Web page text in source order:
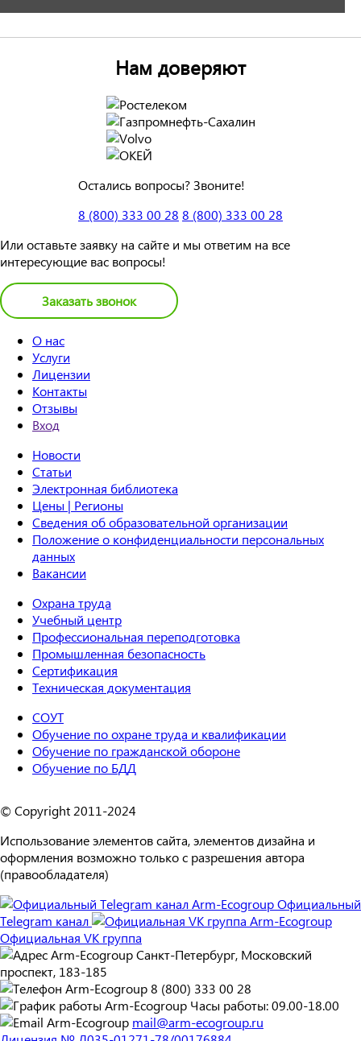
Нам доверяют
Остались вопросы? Звоните!
8 (800) 333 00 28 8 (800) 333 00 28
Или оставьте заявку на сайте и мы ответим на все
интересующие вас вопросы!
Заказать звонок
О нас
Услуги
Лицензии
Контакты
Отзывы
Вход
Новости
Статьи
Электронная библиотека
Цены | Регионы
Сведения об образовательной организации
Положение о конфиденциальности персональных
данных
Вакансии
Охрана труда
Учебный центр
Профессиональная переподготовка
Промышленная безопасность
Сертификация
Техническая документация
СОУТ
Обучение по охране труда и квалификации
Обучение по гражданской обороне
Обучение по БДД
© Copyright 2011-2024
Использование элементов сайта, элементов дизайна и
оформления возможно только с разрешения автора
(правообладателя)
Официальный
Telegram канал
Официальная VK группа
Санкт-Петербург, Московский
проспект, 183-185
8 (800) 333 00 28
Часы работы: 09.00-18.00
mail@arm-ecogroup.ru